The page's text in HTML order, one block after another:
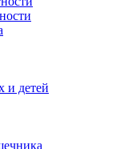
и детей